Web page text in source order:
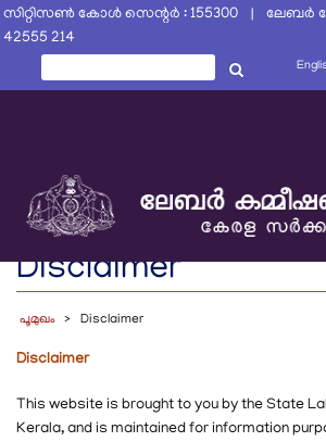
Skip
to
content
സിറ്റിസൺ കോൾ സെന്റർ : 155300 | ലേബർ
42555 214
തിരയൂ
Disclaimer
പൂമുഖം Disclaimer
Disclaimer
This website is brought to you by the State
Kerala, and is maintained for information